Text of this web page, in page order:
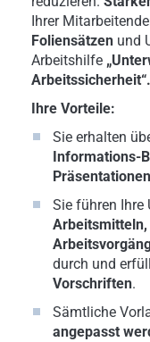
Ihrer
Foliensätzen und
Arbeitshilfe
Arbeitssicherheit“.
Ihre Vorteile:
Sie erhalten
Informations-
Sie führen Ihre
durch und
Vorschriften.
Sämtliche
angepasst